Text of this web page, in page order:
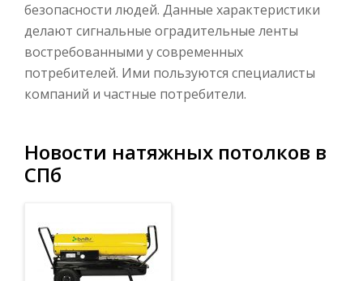
безопасности людей. Данные характеристики
делают сигнальные оградительные ленты
востребованными у современных
потребителей. Ими пользуются специалисты
компаний и частные потребители.
Новости натяжных потолков в
СПб